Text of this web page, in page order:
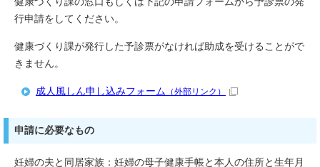
行申請をしてください。
健康づくり課が発行した予診票がなければ助成を受けることがで
きません。
成人風しん申し込みフォーム （外部リンク）
申請に必要なもの
妊婦の夫と同居家族：妊婦の母子健康手帳と本人の住所と生年月